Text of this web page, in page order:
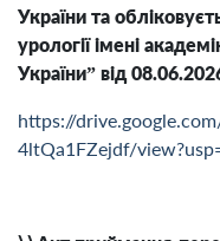
України та
урології імені
України” від
https://
4ltQa1FZejdf/